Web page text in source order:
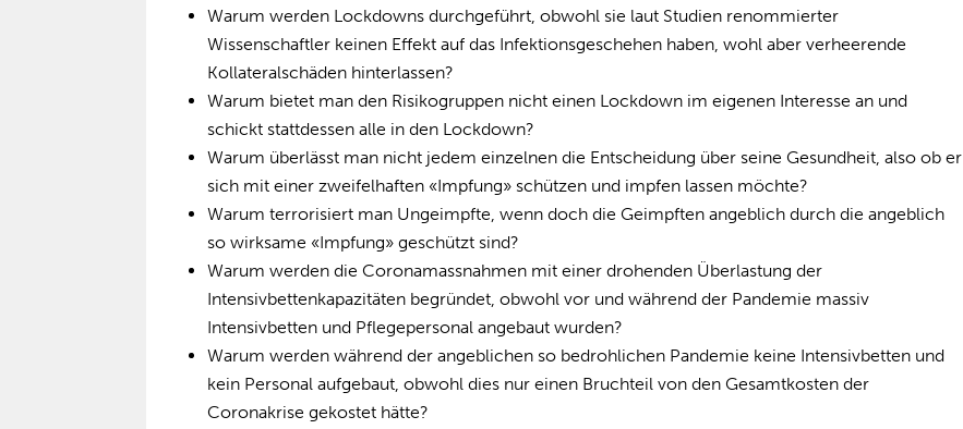
Warum werden Lockdowns durchgeführt, obwohl sie laut Studien renommierter
Wissenschaftler keinen Effekt auf das Infektionsgeschehen haben, wohl aber verheerende
Kollateralschäden hinterlassen?
Warum bietet man den Risikogruppen nicht einen Lockdown im eigenen Interesse an und
schickt stattdessen alle in den Lockdown?
Warum überlässt man nicht jedem einzelnen die Entscheidung über seine Gesundheit, also ob er
sich mit einer zweifelhaften «Impfung» schützen und impfen lassen möchte?
Warum terrorisiert man Ungeimpfte, wenn doch die Geimpften angeblich durch die angeblich
so wirksame «Impfung» geschützt sind?
Warum werden die Coronamassnahmen mit einer drohenden Überlastung der
Intensivbettenkapazitäten begründet, obwohl vor und während der Pandemie massiv
Intensivbetten und Pflegepersonal angebaut wurden?
Warum werden während der angeblichen so bedrohlichen Pandemie keine Intensivbetten und
kein Personal aufgebaut, obwohl dies nur einen Bruchteil von den Gesamtkosten der
Coronakrise gekostet hätte?